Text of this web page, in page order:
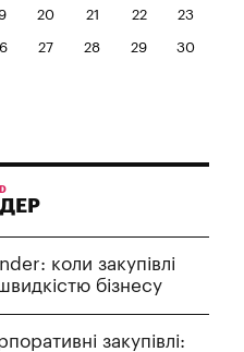
20 21 22 23
27 28 29 30
коли закупівлі
бізнесу
закупівлі: